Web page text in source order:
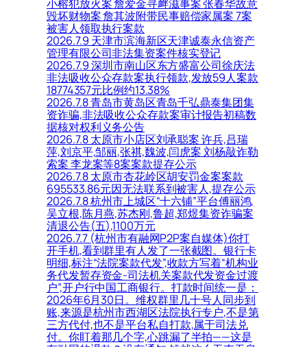
小榕犯放火案 詹爱金寻衅滋事案 张春华故意
毁坏财物案 詹其波附带民事赔偿家属案 7案
被害人领取执行案款
2026.7.9 天津市滨海新区天津诚泰永信资产
管理有限公司非法集资案件核实登记
2026.7.9 深圳市南山区东方盛富公司徐庆法
非法吸收公众存款案执行领款,发放59人案款
18774357元比例约13.38%
2026.7.8 青岛市黄岛区青岛千弘鼎泰集团集
资诈骗,非法吸收公众存款案审计报告初稿数
据核对权利义务公告
2026.7.8 太原市小店区刘承聪案 许兵,吕瑞
萍,刘京平,邹丽,张祺,魏波,闫虎案 刘杨敲诈勒
索案 李龙案等8案案款提存公示
2026.7.8 太原市杏花岭区胡安罚金案案款
695533.86元因无法联系到被害人,提存公示
2026.7.8 杭州市上城区“十六铺”平台傅丽鸿,
吴立根,陈月燕,苏杰刚,鲁超,郑煜集资诈骗案
清退公告(五),1100万元
2026.7.7 (杭州市有融网P2P案自媒体)你打
开手机,看到群里有人发了一张截图。银行卡
明细,标注“法院案款代发”,收款方写着“机构业
务代发暂存资金-司法机关案款代发资金过渡
户”,开户行中国工商银行。打款时间统一是：
2026年6月30日。维权群里几十号人同步到
账,来源是杭州市西湖区法院执行专户,不是第
三方代付,也不是平台私自打款,属于司法兑
付。你盯着那几个字,心跳漏了半拍——这是